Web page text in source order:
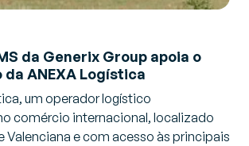
da Generix Group apoia o
ANEXA Logística
um operador logístico
comércio internacional, localizado
Valenciana e com acesso às principais